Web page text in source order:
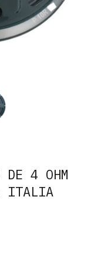
DE 4 OHM
ITALIA